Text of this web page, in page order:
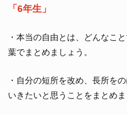
「6年生」
・本当の自由とは、どんなこ
葉でまとめましょう。
・自分の短所を改め、長所を
いきたいと思うことをまとめま